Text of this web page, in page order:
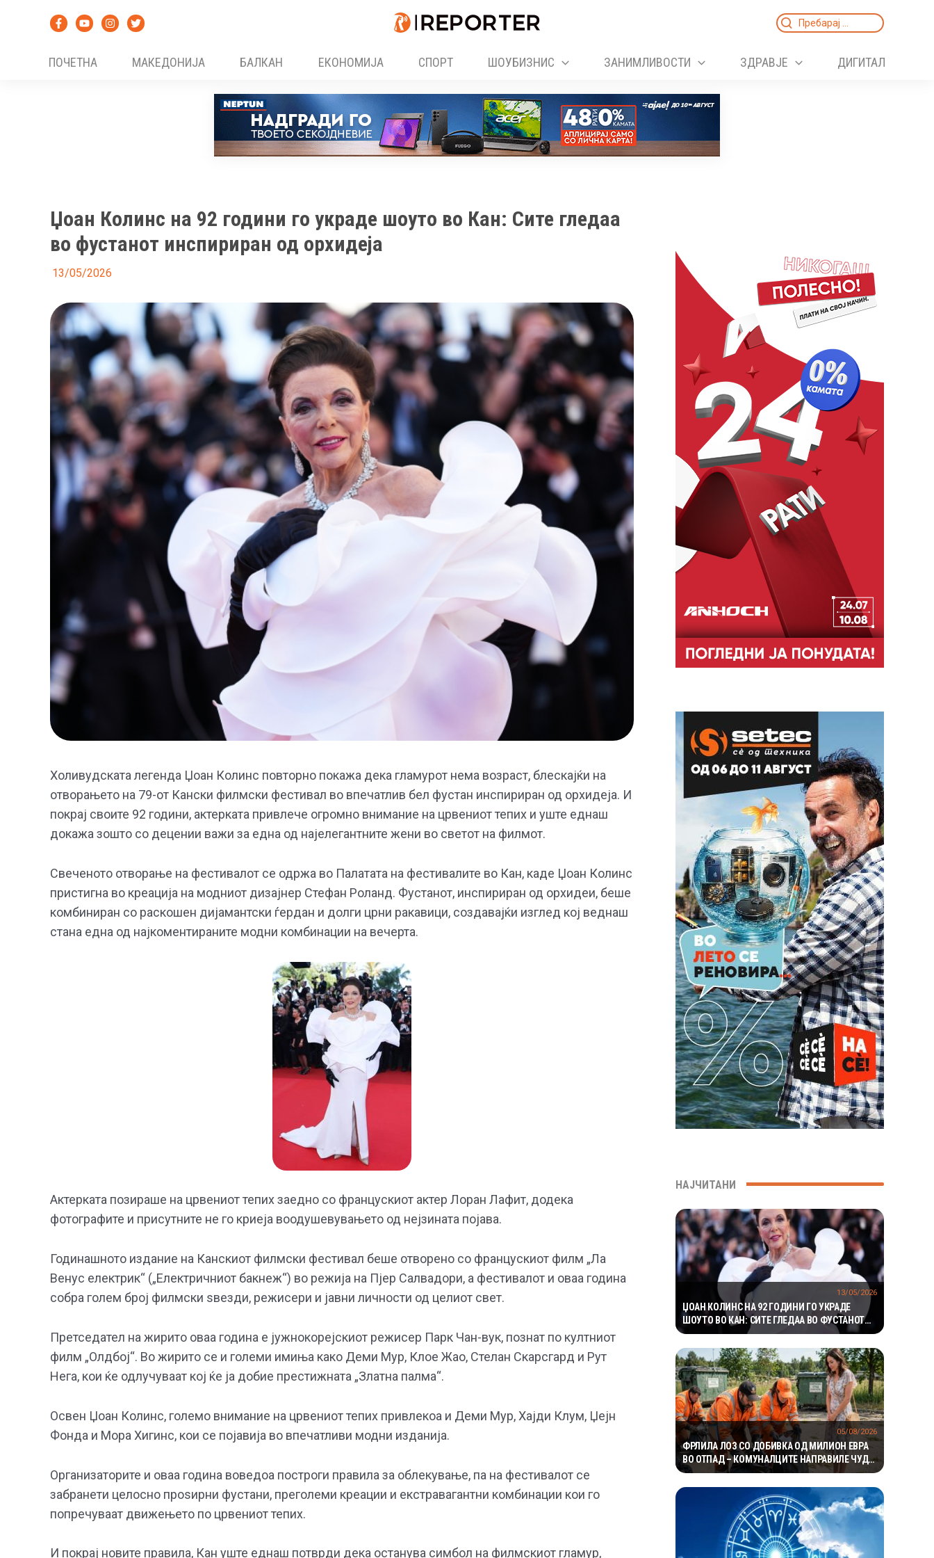
Search
ПОЧЕТНА
МАКЕДОНИЈА БАЛКАН ЕКОНОМИЈА СПОРТ ШОУБИЗНИС ЗАНИМЛИВОСТИ ЗДРАВЈЕ ДИГИТАЛ
Џоан Колинс на 92 години го украде шоуто во Кан: Сите гледаа
во фустанот инспириран од орхидеја
13/05/2026
Холивудската легенда Џоан Колинс повторно покажа дека гламурот нема возраст, блескајќи на
отворањето на 79-от Кански филмски фестивал во впечатлив бел фустан инспириран од орхидеја. И
покрај своите 92 години, актерката привлече огромно внимание на црвениот тепих и уште еднаш
докажа зошто со децении важи за една од најелегантните жени во светот на филмот.
Свеченото отворање на фестивалот се одржа во Палатата на фестивалите во Кан, каде Џоан Колинс
пристигна во креација на модниот дизајнер Стефан Роланд. Фустанот, инспириран од орхидеи, беше
комбиниран со раскошен дијамантски ѓердан и долги црни ракавици, создавајќи изглед кој веднаш
стана една од најкоментираните модни комбинации на вечерта.
Актерката позираше на црвениот тепих заедно со францускиот актер Лоран Лафит, додека
фотографите и присутните не го криеја воодушевувањето од нејзината појава.
Годинашното издание на Канскиот филмски фестивал беше отворено со францускиот филм „Ла
Венус електрик“ („Електричниот бакнеж“) во режија на Пјер Салвадори, а фестивалот и оваа година
собра голем број филмски ѕвезди, режисери и јавни личности од целиот свет.
Претседател на жирито оваа година е јужнокорејскиот режисер Парк Чан-вук, познат по култниот
филм „Олдбој“. Во жирито се и големи имиња како Деми Мур, Клое Жао, Стелан Скарсгард и Рут
Нега, кои ќе одлучуваат кој ќе ја добие престижната „Златна палма“.
Освен Џоан Колинс, големо внимание на црвениот тепих привлекоа и Деми Мур, Хајди Клум, Џејн
Фонда и Мора Хигинс, кои се појавија во впечатливи модни изданија.
Организаторите и оваа година воведоа построги правила за облекување, па на фестивалот се
забранети целосно проѕирни фустани, преголеми креации и екстравагантни комбинации кои го
попречуваат движењето по црвениот тепих.
И покрај новите правила, Кан уште еднаш потврди дека останува симбол на филмскиот гламур,
НАЈЧИТАНИ
ЏОАН КОЛИНС НА 92 ГОДИНИ ГО УКРАДЕ
ШОУТО ВО КАН: СИТЕ ГЛЕДАА ВО ФУСТАНОТ
ИНСПИРИРАН ОД ОРХИДЕЈА
13/05/2026
ФРЛИЛА ЛОЗ СО ДОБИВКА ОД МИЛИОН ЕВРА
ВО ОТПАД – КОМУНАЛЦИТЕ НАПРАВИЛЕ ЧУДО
ЗА ДА ГО ПРОНАЈДАТ
05/08/2026